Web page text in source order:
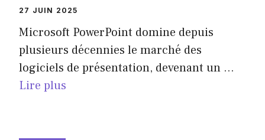
27 JUIN 2025
Microsoft PowerPoint domine depuis
plusieurs décennies le marché des
logiciels de présentation, devenant un ...
Lire plus